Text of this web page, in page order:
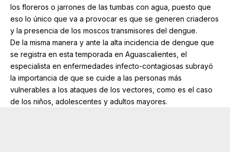
los floreros o jarrones de las tumbas con agua, puesto que
eso lo único que va a provocar es que se generen criaderos
y la presencia de los moscos transmisores del dengue.
De la misma manera y ante la alta incidencia de dengue que
se registra en esta temporada en Aguascalientes, el
especialista en enfermedades infecto-contagiosas subrayó
la importancia de que se cuide a las personas más
vulnerables a los ataques de los vectores, como es el caso
de los niños, adolescentes y adultos mayores.